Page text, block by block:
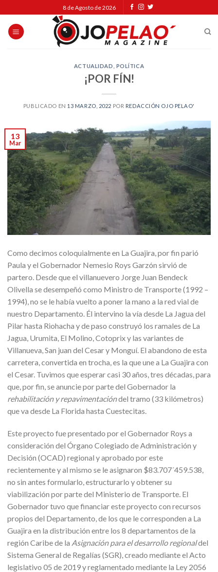
to
content
8 de Agosto de 2026
ACTUALIDAD POLÍTICA
¡POR FÍN!
PUBLICADO EN 13 MARZO, 2022 POR REDACCIÓN OJO PELAO'
13
Mar
Como decimos coloquialmente en La Guajira, por fin parió
Paula y el Gobernador Nemesio Roys Garzón sirvió de
partero. Desde que el villanuevero Jorge Juan Bendeck
Olivella se desempeñó como Ministro de Transporte (1992 –
1994), no se le había vuelto a poner la mano a la red vial de
nuestro Departamento. Él intervino la vía desde La Jagua del
Pilar hasta Riohacha y de paso construyó los ramales de La
Jagua, Urumita, El Molino, Cotoprix y las variantes de
Villanueva, San juan del Cesar y Monguí. El abandono de esta
carretera, convertida en trocha, es la que une a La Guajira con
el Cesar. Tuvimos que esperar casi 30 años, tres décadas, para
que, por fin, se anuncie por parte del Gobernador la
rehabilitación y repavimentacióndel tramo (33 kilómetros)
que va desde La Florida hasta Cuestecitas.
Este proyecto fue presentado por el Gobernador Roys a
consideración del Órgano Colegiado de Administración y
Decisión (OCAD) regional y aprobado por este
recientemente y al mismo se le asignaron $83.707´459.538,
no sin antes formularlo, estructurarlo y obtener su
viabilización por parte del Ministerio de Transporte. El
Gobernador tuvo que financiar este proyecto con recursos
propios del Departamento, de los que le corresponden a La
Guajira en la distribución entre los 8 departamentos de la
región Caribe de la Asignación para el desarrollo regionaldel
Sistema General de Regalías (SGR), creado mediante el Acto
legislativo 05 de 2019 y reglamentado mediante la Ley 2056